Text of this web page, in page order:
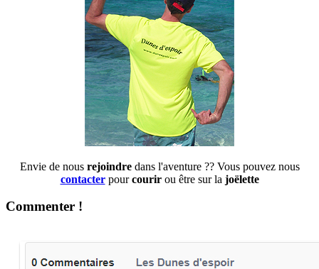
Envie de nous rejoindre dans l'aventure ?? Vous pouvez nous
contacterpourcourir ou être sur la joëlette
Commenter !